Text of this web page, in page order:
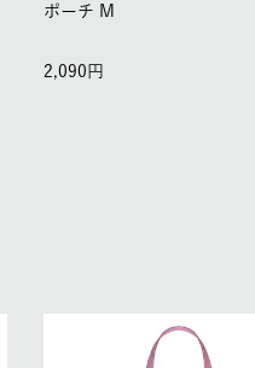
ポーチ M
2,090